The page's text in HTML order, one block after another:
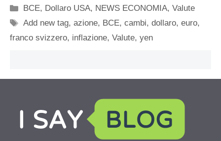
Categorie
BCE, Dollaro USA, NEWS ECONOMIA,Valute
Tag
Add new tag,azione, BCE,cambi,dollaro,euro,
franco svizzero, inflazione, Valute, yen